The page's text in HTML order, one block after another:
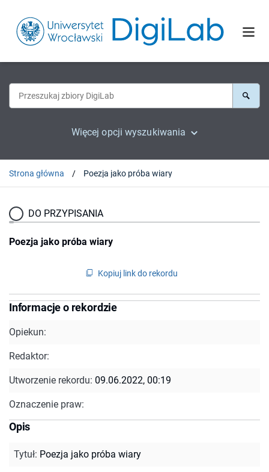
Więcej opcji wyszukiwania
Strona główna Poezja jako próba wiary
DO PRZYPISANIA
Poezja jako próba wiary
Kopiuj link do rekordu
Informacje o rekordzie
Opiekun:
Redaktor:
Utworzenie rekordu: 09.06.2022, 00:19
Oznaczenie praw:
Opis
Tytuł: Poezja jako próba wiary